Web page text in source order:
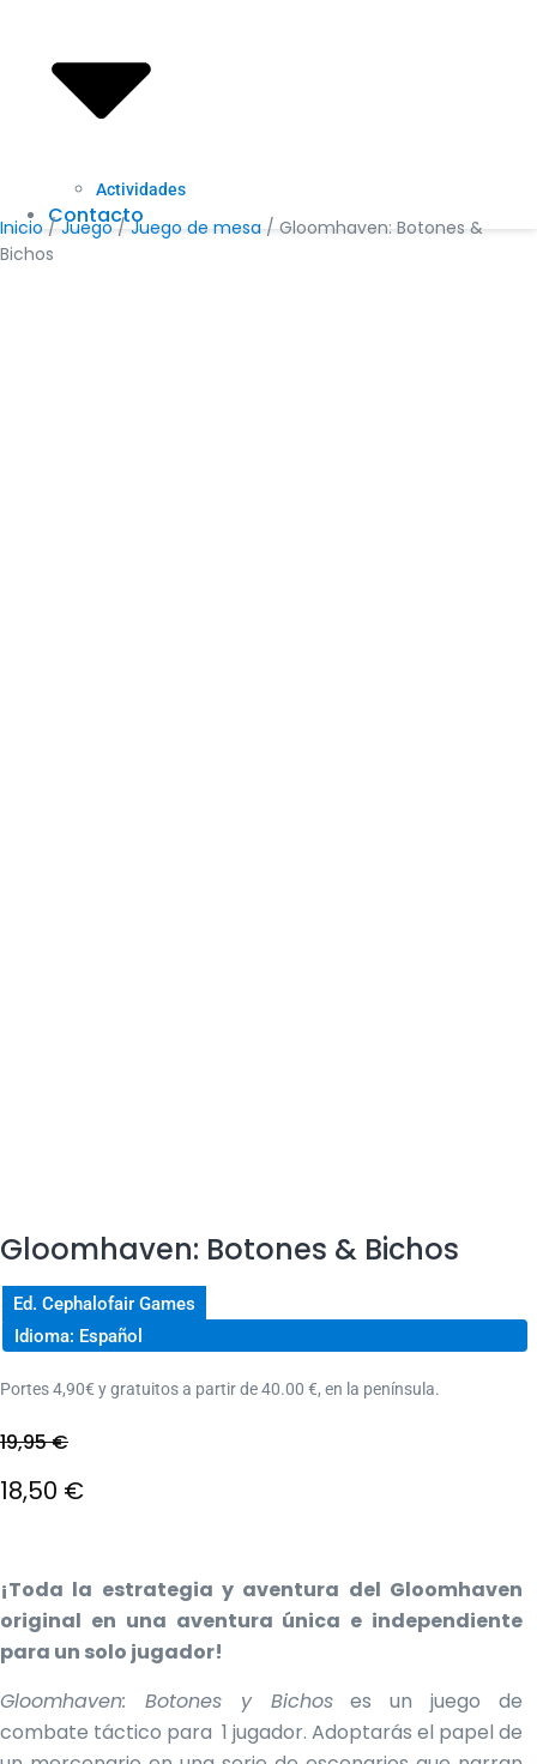
Actividades
Contacto
Inicio /Juego/Juego de mesa / Gloomhaven: Botones &
Bichos
Gloomhaven: Botones & Bichos
Ed. Cephalofair Games
Idioma: Español
Portes 4,90€ y gratuitos a partir de 40.00 €, en la península.
19,95€
El
original
era:
18,50 €
precio
actual
18,50 €.
¡Toda la estrategia y aventura del Gloomhaven
original en una aventura única e independiente
para un solo jugador!
Gloomhaven: Botones y Bichoses un juego de
combate táctico para 1 jugador. Adoptarás el papel de